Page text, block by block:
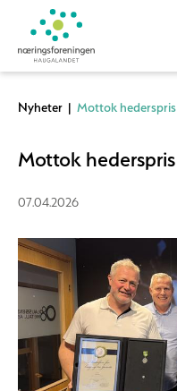
Nyheter | Mottok hederspris
Mottok hederspris
07.04.2026